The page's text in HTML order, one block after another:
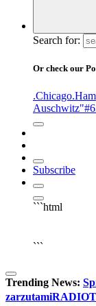
Search for:
Or check our
.Chicago
Auschwitz"
Subscribe
```html
```
Trending News:
zarzutami